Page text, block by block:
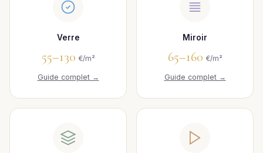
Verre
55–130 €/m²
Guide complet →
Miroir
65–160 €/m²
Guide complet →